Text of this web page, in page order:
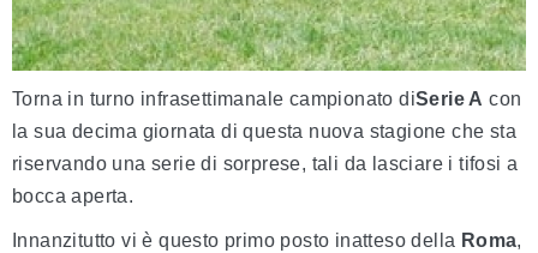
Torna in turno infrasettimanale campionato diSerie A con
la sua decima giornata di questa nuova stagione che sta
riservando una serie di sorprese, tali da lasciare i tifosi a
bocca aperta.
Innanzitutto vi è questo primo posto inatteso della Roma,